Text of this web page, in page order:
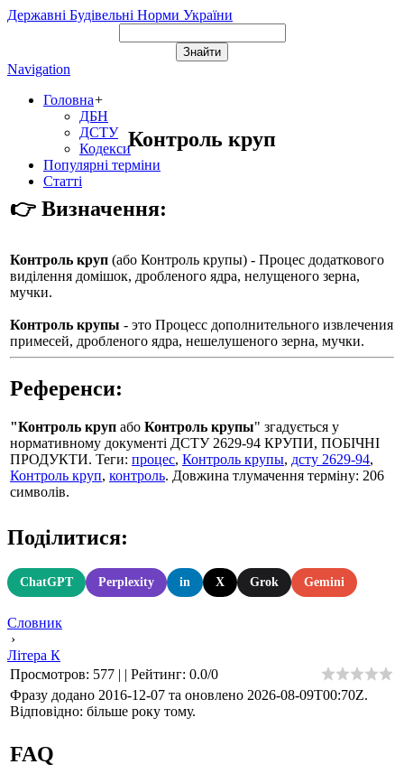
Державні Будівельні Норми України
Navigation
Головна+
ДБН
ДСТУ
Кодекси
Популярні терміни
Статті
Контроль круп
👉 Визначення:
Контроль круп (або Контроль крупы) - Процес додаткового
виділення домішок, дробленого ядра, нелущеного зерна,
мучки.
Контроль крупы - это Процесс дополнительного извлечения
примесей, дробленого ядра, нешелушеного зерна, мучки.
Референси:
"Контроль круп або Контроль крупы" згадується у
нормативному документі ДСТУ 2629-94 КРУПИ, ПОБІЧНІ
ПРОДУКТИ. Теги: процес, Контроль крупы, дсту 2629-94,
Контроль круп, контроль. Довжина тлумачення терміну: 206
символів.
Поділитися:
ChatGPT Perplexity in X Grok Gemini
Словник
›
Літера К
Просмотров: 577 | | Рейтинг: 0.0/0
Фразу додано 2016-12-07 та оновлено 2026-08-09T00:70Z.
Відповідно: більше року тому.
FAQ